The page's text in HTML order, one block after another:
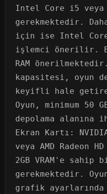
Intel Core i5 veya
gerekmektedir.
için ise Intel Core
işlemci önerilir.
RAM
kapasitesi, oyun
keyifli hale
Oyun, minimum 50
depolama alanına
Ekran Kartı:
veya AMD Radeon
2GB VRAM'e
gerekmektedir.
grafik ayarlarında